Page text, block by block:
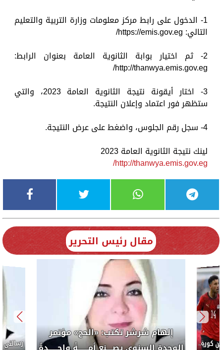
1- الدخول على رابط مركز معلومات وزارة التربية والتعليم
التالي: https://emis.gov.eg/
2- ثم اختيار بوابة الثانوية العامة بعنوان الرابط:
http://thanwya.emis.gov.eg/
3- اختار أيقونة نتيجة الثانوية العامة 2023، والتي
ستظهر فور اعتماد وإعلان النتيجة.
4- سجل رقم الجلوس، واضغط على عرض النتيجة.
لينك نتيجة الثانوية العامة 2023
http://thanwya.emis.gov.eg/
مقال رئيس التحرير
إلهام شرشر تكتب: «الحج» مؤتمر